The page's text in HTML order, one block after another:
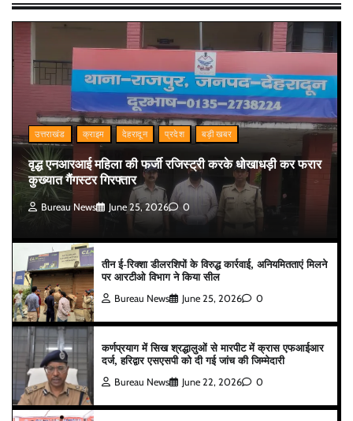
उत्तराखंड क्राइम देहरादून प्रदेश बड़ी खबर
वृद्ध एनआरआई महिला की फर्जी रजिस्ट्री करके धोखाधड़ी कर फरार
कुख्यात गैंगस्टर गिरफ्तार
Bureau News June 25, 2026 0
तीन ई-रिक्शा डीलरशिपों के विरुद्ध कार्रवाई, अनियमितताएं मिलने
पर आरटीओ विभाग ने किया सील
Bureau News June 25, 2026 0
कर्णप्रयाग में सिख श्रद्धालुओं से मारपीट में क्रास एफआईआर
दर्ज, हरिद्वार एसएसपी को दी गई जांच की जिम्मेदारी
Bureau News June 22, 2026 0